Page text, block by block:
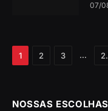
07/
1 2 3 …
NOSSAS ESCOLHAS